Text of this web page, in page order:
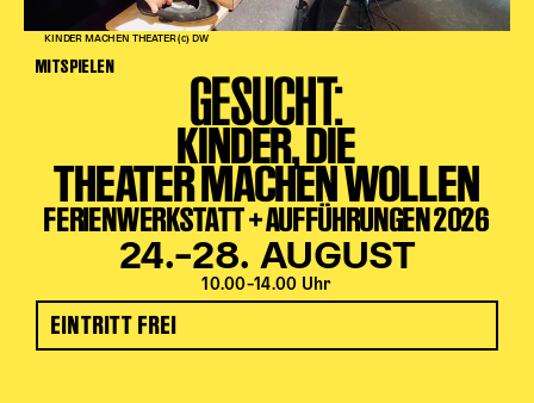
Karten + Preise
Anfahrt
SPENDEN + FÖRDERN
Translate to English
SUCHE
Suchen
KINDER MACHEN THEATER (c) DW
MITSPIELEN GESUCHT:
KINDER, DIE
THEATER MACHEN WOLLEN
FERIENWERKSTATT + AUFFÜHRUNGEN 2026
24.–28. AUGUST
10.00–14.00 Uhr
EINTRITT FREI